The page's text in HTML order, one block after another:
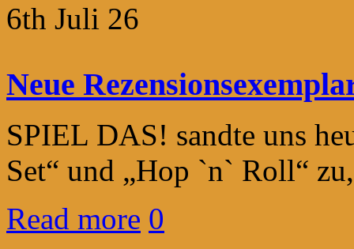
6th Juli 26
Neue
SPIEL DAS! sandte uns
Set“ und „Hop `n` Roll“
Read more 0